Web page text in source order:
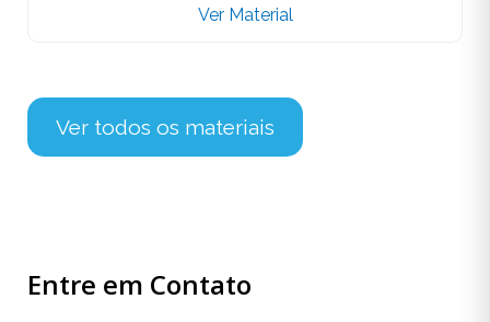
Ver Material
Ver todos os materiais
Entre em Contato